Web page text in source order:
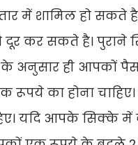
में शामिल हो सकते
दूर कर सकते है। पुराने
अनुसार ही आपकों
रूपये का होना चाहिए।
यदि आपके सिक्के में